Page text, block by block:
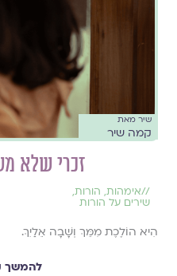
שיר מאת
קמה שיר
זכרי שלא
//אימהות, הורות,
שירים על הורות
הִיא הוֹלֶכֶת מִמֵּךְ וְשָׁבָה אֵלַיִךְ.
להמשך